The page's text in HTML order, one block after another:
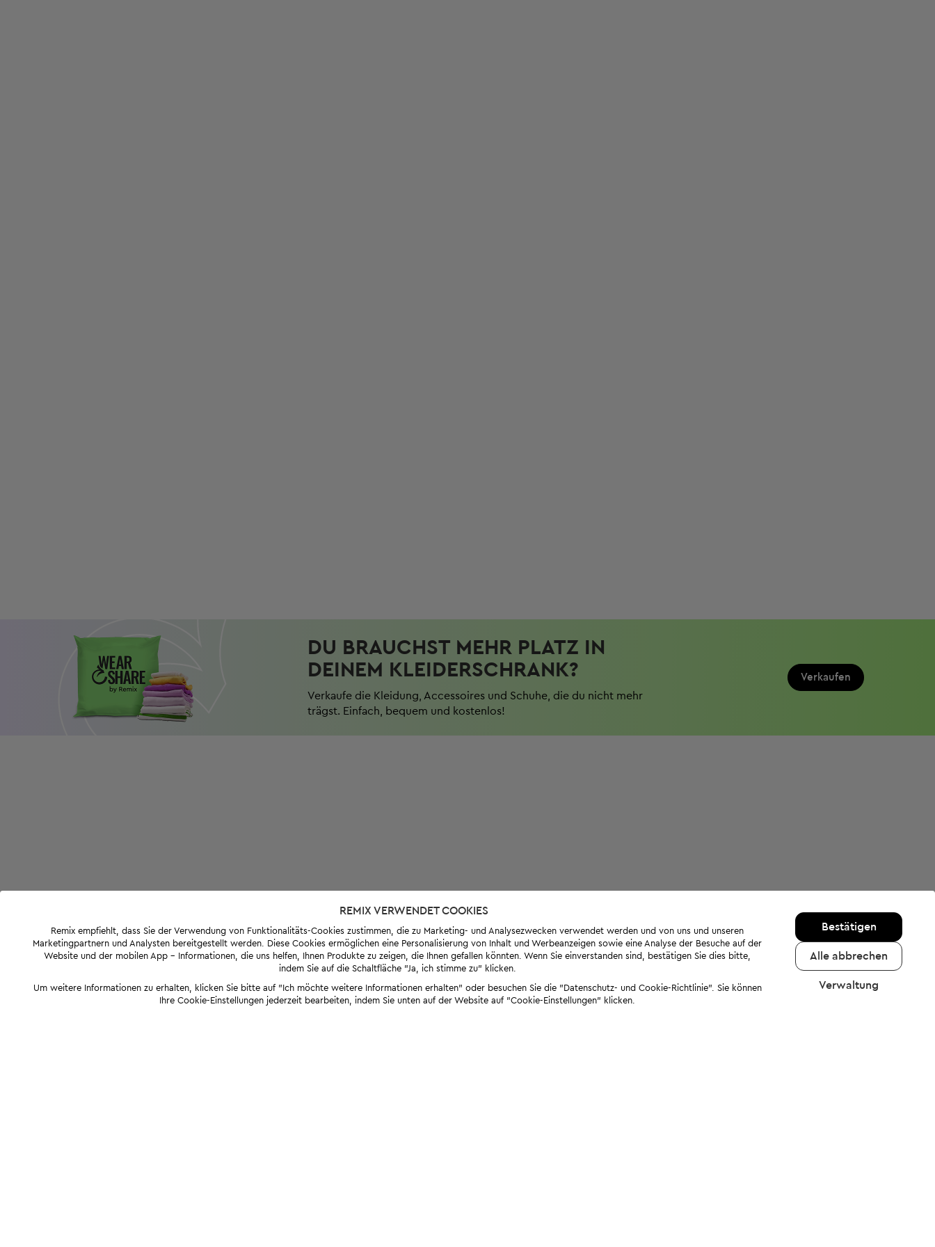
DU BRAUCHST MEHR PLATZ IN
DEINEM KLEIDERSCHRANK?
Verkaufe die Kleidung, Accessoires und Schuhe, die du nicht mehr
trägst. Einfach, bequem und kostenlos!
Verkaufen
REMIX VERWENDET COOKIES
Remix empfiehlt, dass Sie der Verwendung von Funktionalitäts-Cookies zustimmen, die zu Marketing- und Analysezwecken verwendet werden und von uns und unseren
Marketingpartnern und Analysten bereitgestellt werden. Diese Cookies ermöglichen eine Personalisierung von Inhalt und Werbeanzeigen sowie eine Analyse der Besuche auf der
Website und der mobilen App - Informationen, die uns helfen, Ihnen Produkte zu zeigen, die Ihnen gefallen könnten. Wenn Sie einverstanden sind, bestätigen Sie dies bitte,
indem Sie auf die Schaltfläche "Ja, ich stimme zu" klicken.
Um weitere Informationen zu erhalten, klicken Sie bitte auf "Ich möchte weitere Informationen erhalten" oder besuchen Sie die "Datenschutz- und Cookie-Richtlinie". Sie können
Ihre Cookie-Einstellungen jederzeit bearbeiten, indem Sie unten auf der Website auf "Cookie-Einstellungen" klicken.
Bestätigen
Alle abbrechen
Verwaltung